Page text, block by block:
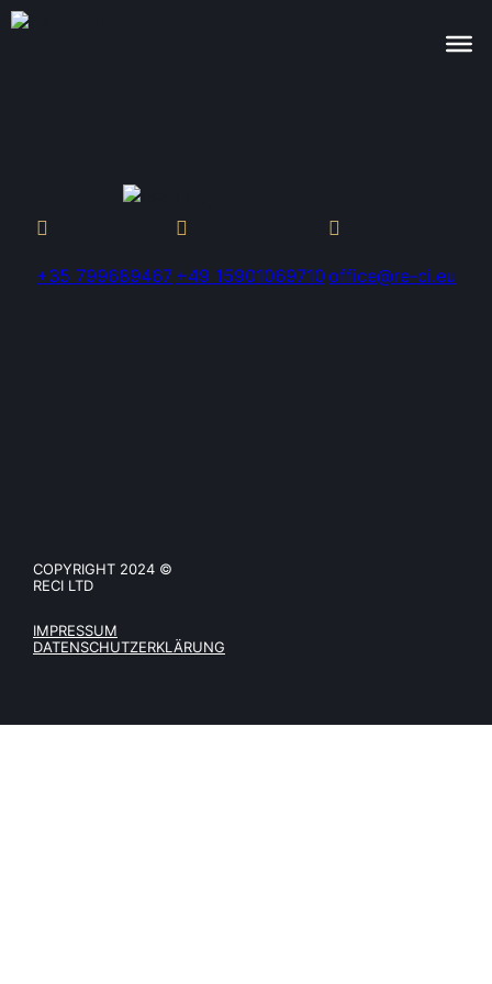
+35 799689467 +49 15901069710 office@re-ci.eu
COPYRIGHT 2024 ©
RECI LTD
IMPRESSUM
DATENSCHUTZERKLÄRUNG